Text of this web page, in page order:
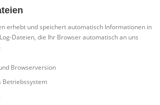
erhebt und spei­chert auto­ma­tisch Infor­ma­tio­nen in
Datei­en, die Ihr Brow­ser auto­ma­tisch an uns
Browserversion
Betriebssystem